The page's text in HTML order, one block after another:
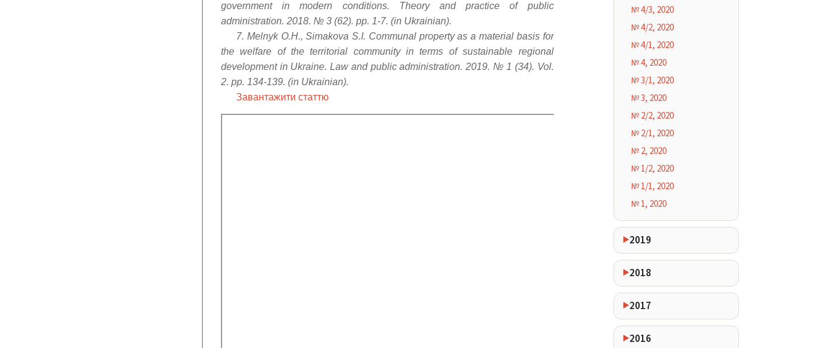
government in modern conditions. Theory and practice of public
administration. 2018. № 3 (62). pp. 1-7. (in Ukrainian).
7. Melnyk O.H., Simakova S.I. Communal property as a material basis for
the welfare of the territorial community in terms of sustainable regional
development in Ukraine. Law and public administration. 2019. № 1 (34). Vol.
2. pp. 134-139. (in Ukrainian).
Завантажити статтю
№ 4/3, 2020
№ 4/2, 2020
№ 4/1, 2020
№ 4, 2020
№ 3/1, 2020
№ 3, 2020
№ 2/2, 2020
№ 2/1, 2020
№ 2, 2020
№ 1/2, 2020
№ 1/1, 2020
№ 1, 2020
2019
2018
2017
2016